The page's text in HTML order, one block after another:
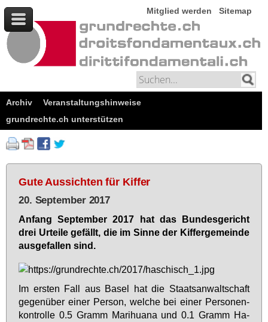
Mitglied werden Sitemap
Archiv
Veranstaltungshinweise
grundrechte.ch unterstützen
Gute Aussichten für Kiffer
20. September 2017
An­fang Sep­tem­ber 2017 hat das Bun­des­ge­richt
drei Ur­tei­le ge­fällt, die im Sin­ne der Kif­fer­ge­mein­de
aus­ge­fal­len sind.
Im ers­ten Fall aus Ba­sel hat die Staats­an­walt­schaft
ge­gen­über ei­ner Per­son, wel­che bei ei­ner Per­so­nen­
kon­trol­le 0.5 Gramm Ma­ri­hua­na und 0.1 Gramm Ha­